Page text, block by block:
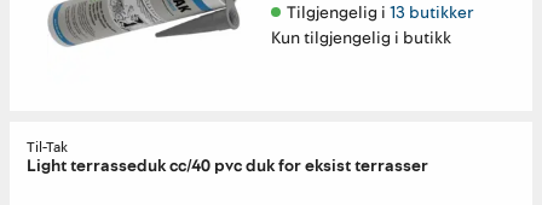
Tilgjengelig i 13 butikker
Kun tilgjengelig i butikk
Til-Tak
Light terrasseduk cc/40 pvc duk for eksist terrasser